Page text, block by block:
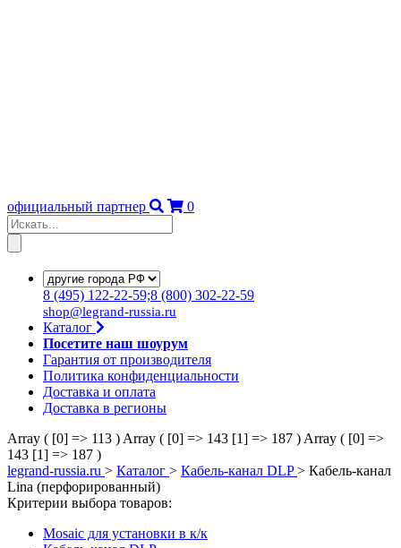
официальный партнер 0
8 (495) 122-22-59;8 (800) 302-22-59
shop@legrand-russia.ru
Каталог
Посетите наш шоурум
Гарантия от производителя
Политика конфиденциальности
Доставка и оплата
Доставка в регионы
Array ( [0] => 113 ) Array ( [0] => 143 [1] => 187 ) Array ( [0] =>
143 [1] => 187 )
legrand-russia.ru > Каталог > Кабель-канал DLP > Кабель-канал
Lina (перфорированный)
Критерии выбора товаров:
Mosaic для установки в к/к